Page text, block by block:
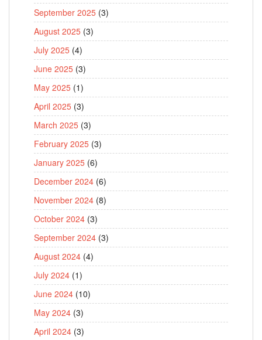
September 2025 (3)
August 2025 (3)
July 2025 (4)
June 2025 (3)
May 2025 (1)
April 2025 (3)
March 2025 (3)
February 2025 (3)
January 2025 (6)
December 2024 (6)
November 2024 (8)
October 2024 (3)
September 2024 (3)
August 2024 (4)
July 2024 (1)
June 2024 (10)
May 2024 (3)
April 2024 (3)